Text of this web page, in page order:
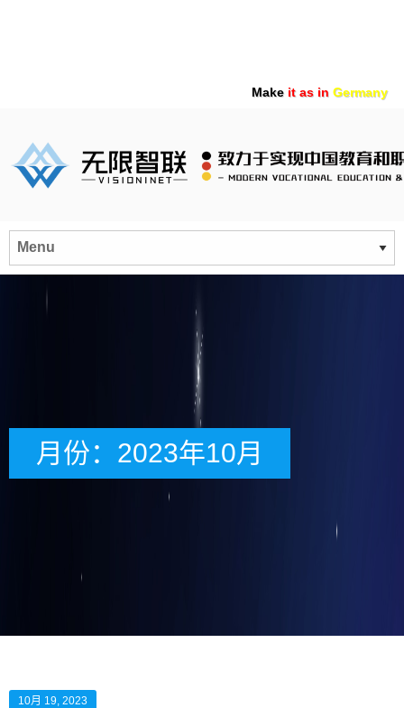
Make it as in Germany
月份：2023年10月
10月 19, 2023